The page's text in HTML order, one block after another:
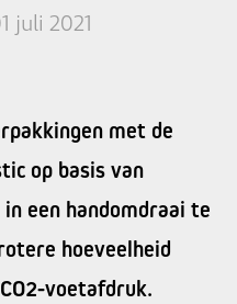
juli 2021
met de
op basis van
een handomdraai te
hoeveelheid
voetafdruk.